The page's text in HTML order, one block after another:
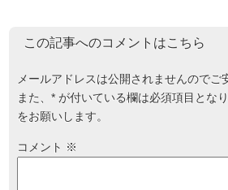
この記事へのコメントはこちら
メールアドレスは公開されませんのでご
また、* が付いている欄は必須項目とな
をお願いします。
コメント ※